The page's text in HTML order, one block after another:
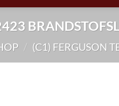
/ (C1) FERGUSON